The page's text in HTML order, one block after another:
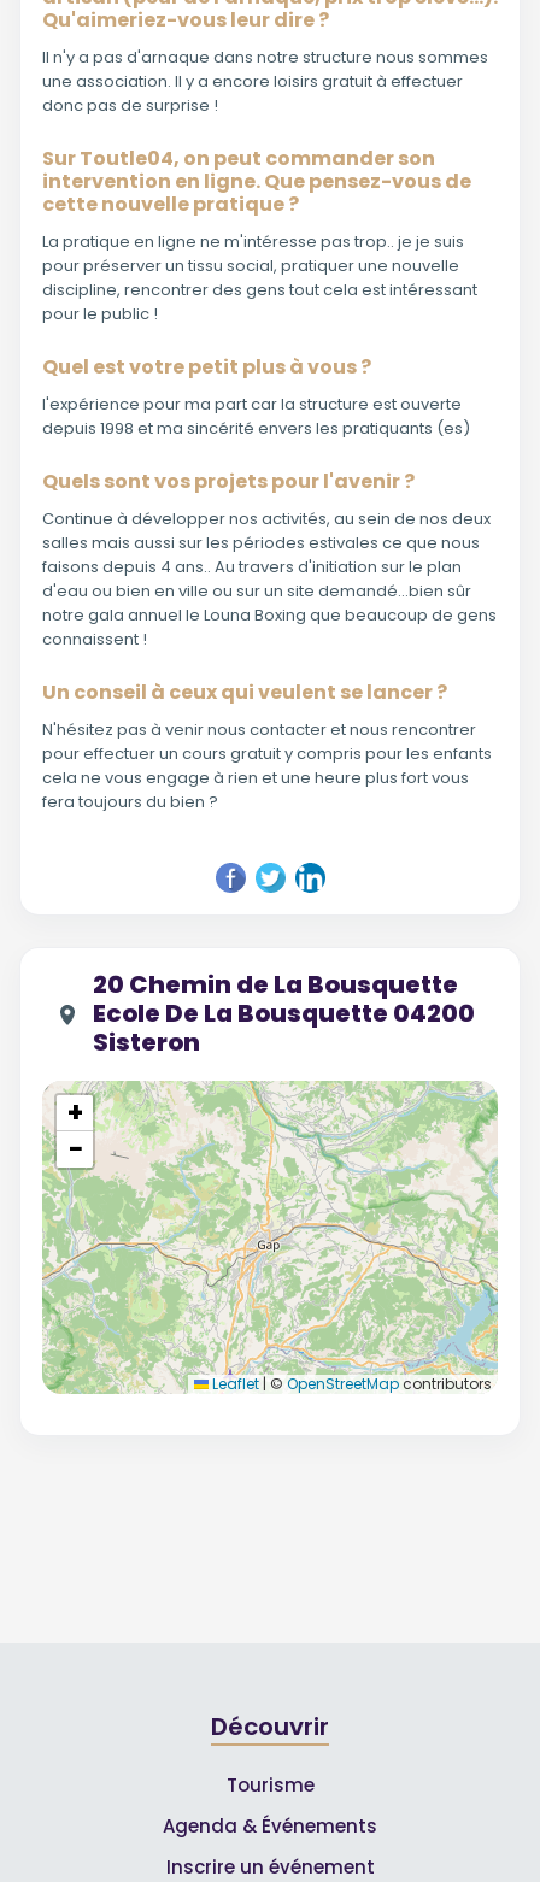
Qu'aimeriez-vous leur dire ?
Il n'y a pas d'arnaque dans notre structure nous sommes
une association. Il y a encore loisirs gratuit à effectuer
donc pas de surprise !
Sur Toutle04, on peut commander son
intervention en ligne. Que pensez-vous de
cette nouvelle pratique ?
La pratique en ligne ne m'intéresse pas trop.. je je suis
pour préserver un tissu social, pratiquer une nouvelle
discipline, rencontrer des gens tout cela est intéressant
pour le public !
Quel est votre petit plus à vous ?
l'expérience pour ma part car la structure est ouverte
depuis 1998 et ma sincérité envers les pratiquants (es)
Quels sont vos projets pour l'avenir ?
Continue à développer nos activités, au sein de nos deux
salles mais aussi sur les périodes estivales ce que nous
faisons depuis 4 ans.. Au travers d'initiation sur le plan
d'eau ou bien en ville ou sur un site demandé...bien sûr
notre gala annuel le Louna Boxing que beaucoup de gens
connaissent !
Un conseil à ceux qui veulent se lancer ?
N'hésitez pas à venir nous contacter et nous rencontrer
pour effectuer un cours gratuit y compris pour les enfants
cela ne vous engage à rien et une heure plus fort vous
fera toujours du bien ?
20 Chemin de La Bousquette
Ecole De La Bousquette 04200
Sisteron
+
−
Leaflet | © OpenStreetMapcontributors
Découvrir
Tourisme
Agenda & Événements
Inscrire un événement